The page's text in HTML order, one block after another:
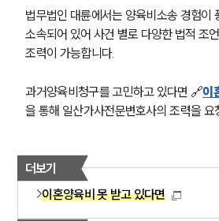
업무
전체
구성원 소개
소식/자료
법무법인 대륜에서는 양육비소송 경험이
소속되어 있어 사건 별로 다양한 법적 조
조력이 가능합니다.
과거양육비청구를 고민하고 있다면 🔗이
을 통해 일산가사전문변호사의 조력을 요
더보기
이혼양육비 못 받고 있다면